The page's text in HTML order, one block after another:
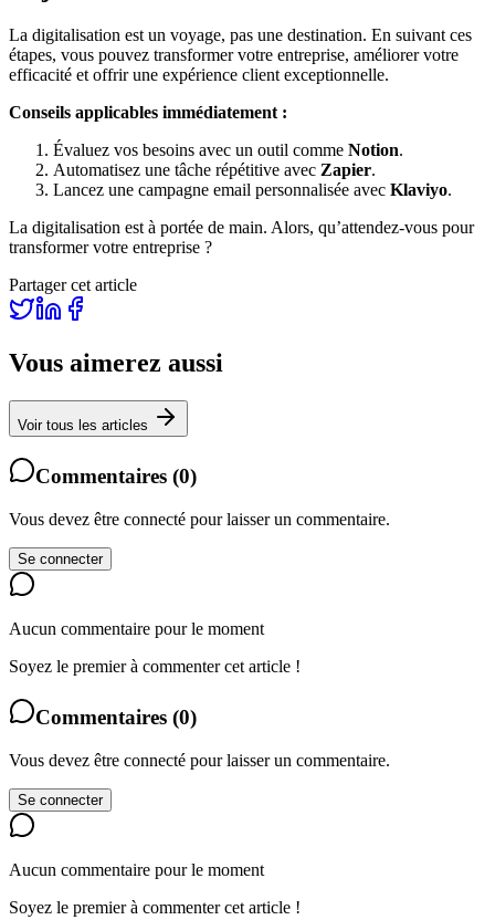
La digitalisation est un voyage, pas une destination. En suivant ces
étapes, vous pouvez transformer votre entreprise, améliorer votre
efficacité et offrir une expérience client exceptionnelle.
Conseils applicables immédiatement :
Évaluez vos besoins avec un outil comme Notion.
Automatisez une tâche répétitive avec Zapier.
Lancez une campagne email personnalisée avec Klaviyo.
La digitalisation est à portée de main. Alors, qu’attendez-vous pour
transformer votre entreprise ?
Partager cet article
Vous aimerez aussi
Voir tous les articles
Commentaires (0)
Vous devez être connecté pour laisser un commentaire.
Se connecter
Aucun commentaire pour le moment
Soyez le premier à commenter cet article !
Commentaires (0)
Vous devez être connecté pour laisser un commentaire.
Se connecter
Aucun commentaire pour le moment
Soyez le premier à commenter cet article !